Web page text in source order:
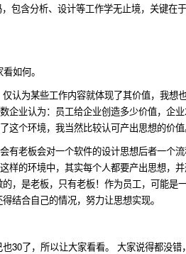
包含分析、设计等工作学无止境，关键在
如何。
认为某些工作内容就体现了其价值，我想
业认为：员工给企业创造多少价值，企业
个环境，我当然比较认可产出思想的价值
有老板会对一个软件的设计思想后者一个
样的环境中，其实每个人都要产出思想，
，是老板，只有老板！作为员工，可能是
结合自己的情况，努力让思想实现。
30了，所以让大家看看。 大家说得都没